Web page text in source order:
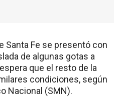
Santa Fe se presentó con
de algunas gotas a
que el resto de la
condiciones, según
Nacional (SMN).